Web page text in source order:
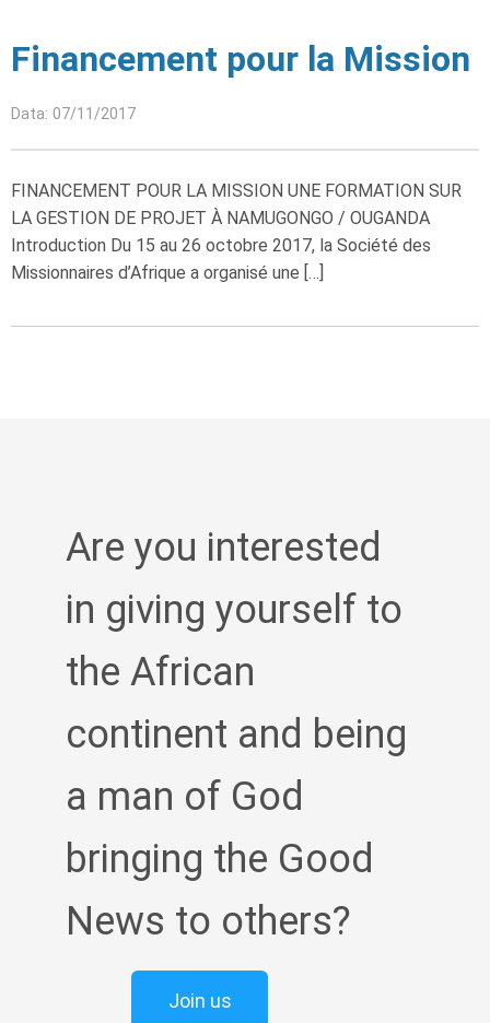
Financement pour la Mission
Data: 07/11/2017
FINANCEMENT POUR LA MISSION UNE FORMATION SUR
LA GESTION DE PROJET À NAMUGONGO / OUGANDA
Introduction Du 15 au 26 octobre 2017, la Société des
Missionnaires d’Afrique a organisé une […]
Are you interested
in giving yourself to
the African
continent and being
a man of God
bringing the Good
News to others?
Join us